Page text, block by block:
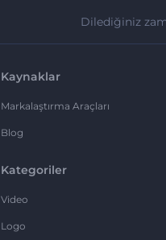
Dilediğiniz
Kaynaklar
Markalaştırma Araçları
Blog
Kategoriler
Video
Logo